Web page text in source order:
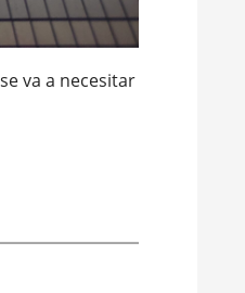
va a necesitar